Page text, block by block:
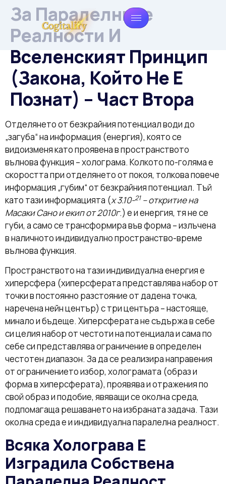
За Паралелните
Реалности И
Вселенският Принцип
(Закона, Който Не Е
Познат) – Част Втора
Отделянето от безкрайния потенциал води до
„загуба“ на информация (енергия), която се
видоизменя като проявена в пространството
вълнова функция – холограма. Колкото по-голяма е
скоростта при отделянето от покоя, толкова повече
информация „губим“ от безкрайния потенциал. Тъй
като тази информацията (х 3.10-21– откритие на
Масаки Сано и екип от 2010г.) е и енергия, тя не се
губи, а само се трансформира във форма – излъчена
в наличното индивидуално пространство-време
вълнова функция.
Пространството на тази индивидуална енергия е
хиперсфера (хиперсферата представлява набор от
точки в постоянно разстояние от дадена точка,
наречена нейн център) с три центъра – настояще,
минало и бъдеще. Хиперсферата не съдържа в себе
си целия набор от честоти на потенциала и сама по
себе си представлява ограничение в определен
честотен диапазон. За да се реализира направения
от ограничението избор, холограмата (образ и
форма в хиперсферата), проявява и отражения по
свой образ и подобие, явяващи се околна среда,
подпомагаща решаването на избраната задача. Тази
околна среда е и индивидуална паралелна реалност.
Всяка Холограва Е
Изградила Собствена